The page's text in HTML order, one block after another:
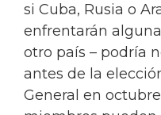
si Cuba, Rusia o
enfrentarán
otro país – podría
antes de la
General en